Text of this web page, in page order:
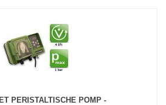
PERISTALTISCHE POMP -